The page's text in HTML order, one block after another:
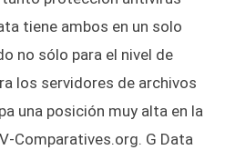
tiene ambos en un solo
no sólo para el nivel de
los servidores de archivos
una posición muy alta en la
Comparatives.org. G Data